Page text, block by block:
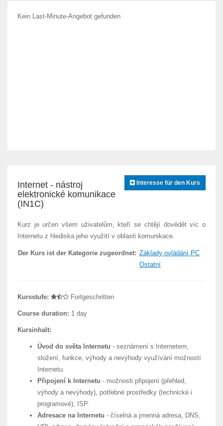
Kein Last-Minute-Angebot gefunden
Interesse für den Kurs
Internet - nástroj
elektronické komunikace
(IN1C)
Kurz je určen všem uživatelům, kteří se chtějí dovědět víc o
Internetu z hlediska jeho využití v oblasti komunikace.
Der Kurs ist der Kategorie zugeordnet: Základy ovládání PC
Ostatní
Kursstufe: Fortgeschritten
Course duration: 1 day
Kursinhalt:
Úvod do světa Internetu - seznámení s Internetem,
složení, funkce, výhody a nevýhody využívání možností
Internetu.
Připojení k Internetu - možnosti připojení (přehled,
výhody a nevýhody), potřebné prostředky (technické i
programové); ISP.
Adresace na Internetu - číselná a jmenná adresa, DNS,